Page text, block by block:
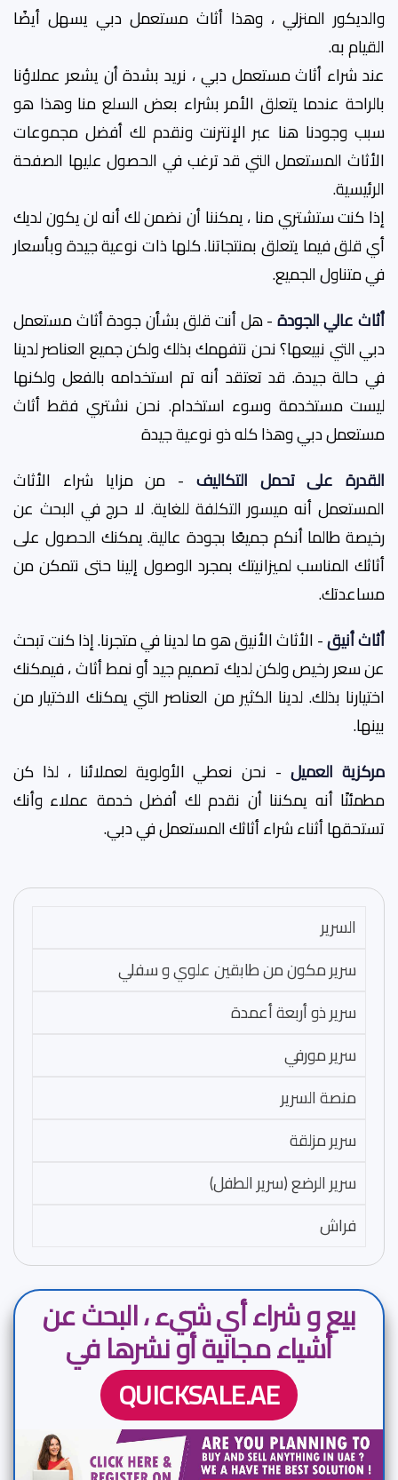
والديكور المنزلي ، وهذا أثاث مستعمل دبي يسهل أيضًا
القيام به.
عند شراء أثاث مستعمل دبي ، نريد بشدة أن يشعر عملاؤنا
بالراحة عندما يتعلق الأمر بشراء بعض السلع منا وهذا هو
سبب وجودنا هنا عبر الإنترنت ونقدم لك أفضل مجموعات
الأثاث المستعمل التي قد ترغب في الحصول عليها الصفحة
الرئيسية.
إذا كنت ستشتري منا ، يمكننا أن نضمن لك أنه لن يكون لديك
أي قلق فيما يتعلق بمنتجاتنا. كلها ذات نوعية جيدة وبأسعار
في متناول الجميع.
أثاث عالي الجودة- هل أنت قلق بشأن جودة أثاث مستعمل
دبي التي نبيعها؟ نحن نتفهمك بذلك ولكن جميع العناصر لدينا
في حالة جيدة. قد تعتقد أنه تم استخدامه بالفعل ولكنها
ليست مستخدمة وسوء استخدام. نحن نشتري فقط أثاث
مستعمل دبي وهذا كله ذو نوعية جيدة
القدرة على تحمل التكاليف - من مزايا شراء الأثاث
المستعمل أنه ميسور التكلفة للغاية. لا حرج في البحث عن
رخيصة طالما أنكم جميعًا بجودة عالية. يمكنك الحصول على
أثاثك المناسب لميزانيتك بمجرد الوصول إلينا حتى نتمكن من
مساعدتك.
أثاث أنيق- الأثاث الأنيق هو ما لدينا في متجرنا. إذا كنت تبحث
عن سعر رخيص ولكن لديك تصميم جيد أو نمط أثاث ، فيمكنك
اختيارنا بذلك. لدينا الكثير من العناصر التي يمكنك الاختيار من
بينها.
مركزية العميل- نحن نعطي الأولوية لعملائنا ، لذا كن
مطمئنًا أنه يمكننا أن نقدم لك أفضل خدمة عملاء وأنك
تستحقها أثناء شراء أثاثك المستعمل في دبي.
السرير
سرير مكون من طابقين علوي و سفلي
سرير ذو أربعة أعمدة
سرير مورفي
منصة السرير
سرير مزلقة
سرير الرضع (سرير الطفل)
فراش
بيع و شراء أي شيء ، البحث عن
أشياء مجانية أو نشرها في
QUICKSALE.AE